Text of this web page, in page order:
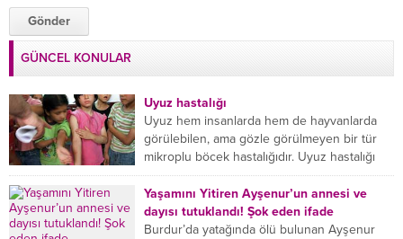
GÜNCEL KONULAR
Uyuz hastalığı
Uyuz hem insanlarda hem de hayvanlarda
görülebilen, ama gözle görülmeyen bir tür
mikroplu böcek hastalığıdır. Uyuz hastalığı
(Urticaria), deride veya...
Yaşamını Yitiren Ayşenur’un annesi ve
dayısı tutuklandı! Şok eden ifade
Burdur’da yatağında ölü bulunan Ayşenur